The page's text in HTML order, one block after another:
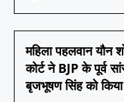
महिला पहलवान यौन
कोर्ट ने BJP के पूर्व
बृजभूषण सिंह को किया